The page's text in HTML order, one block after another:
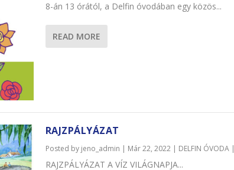
8-án 13 órától, a Delfin óvodában egy közös...
READ MORE
RAJZPÁLYÁZAT
Posted by jeno_admin | Már 22, 2022| DELFIN ÓVODA|
RAJZPÁLYÁZAT A VÍZ VILÁGNAPJA...